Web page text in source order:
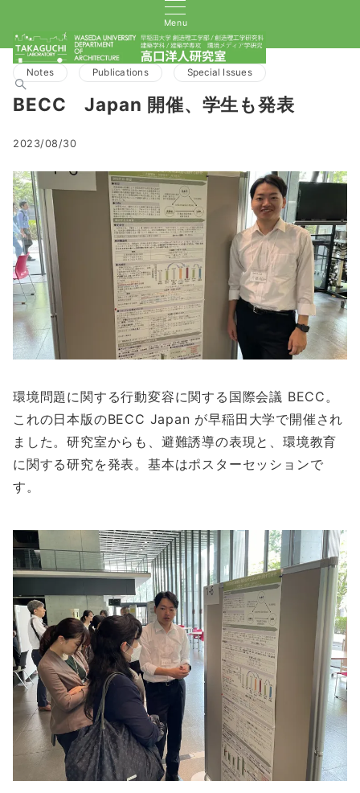
Menu
Notes Publications Special Issues
BECC Japan 開催、学生も発表
2023/08/30
環境問題に関する行動変容に関する国際会議 BECC。
これの日本版のBECC Japan が早稲田大学で開催され
ました。研究室からも、避難誘導の表現と、環境教育
に関する研究を発表。基本はポスターセッションで
す。